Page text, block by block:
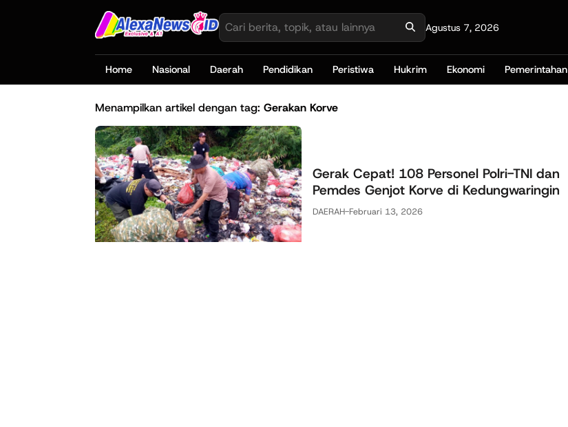
Agustus 7, 2026
Home Nasional Daerah Pendidikan Peristiwa Hukrim Ekonomi Pemerintahan
Menampilkan artikel dengan tag: Gerakan Korve
Gerak Cepat! 108 Personel Polri-TNI dan
Pemdes Genjot Korve di Kedungwaringin
DAERAH-Februari 13, 2026